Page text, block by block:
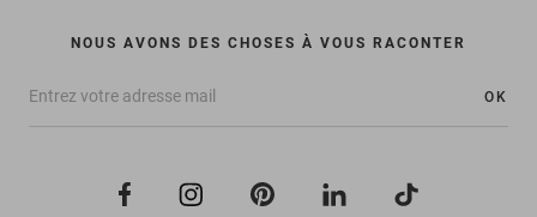
NOUS AVONS DES CHOSES À VOUS RACONTER
OK